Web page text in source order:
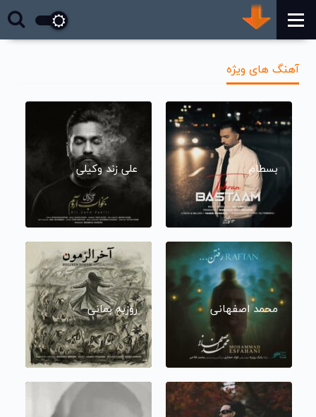
آهنگ های ویژه
بسطام علی زند وکیلی
محمد اصفهانی روزبه بمانی